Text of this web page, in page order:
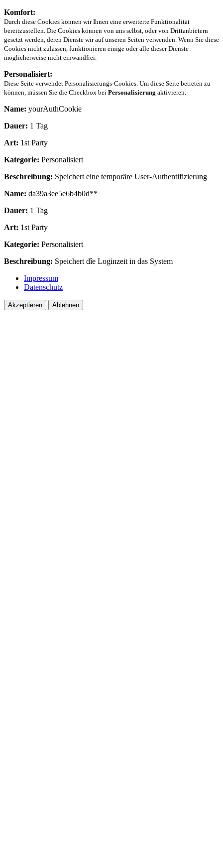
Komfort:
Durch diese Cookies können wir Ihnen eine erweiterte Funktionalität
bereitzustellen. Die Cookies können von uns selbst, oder von Drittanbietern
gesetzt werden, deren Dienste wir auf unseren Seiten verwenden. Wenn Sie diese
Cookies nicht zulassen, funktionieren einige oder alle dieser Dienste
möglicherweise nicht einwandfrei.
Personalisiert:
Diese Seite verwendet Personalisierungs-Cookies. Um diese Seite betreten zu
können, müssen Sie die Checkbox bei Personalisierung aktivieren.
Name: yourAuthCookie
Dauer: 1 Tag
Art: 1st Party
Kategorie: Personalisiert
Beschreibung: Speichert eine temporäre User-Authentifizierung
Name: da39a3ee5e6b4b0d**
Dauer: 1 Tag
Art: 1st Party
Kategorie: Personalisiert
Beschreibung: Speichert dîe Loginzeit in das System
Impressum
Datenschutz
Akzeptieren Ablehnen